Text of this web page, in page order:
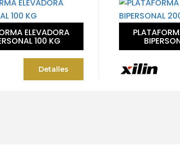
ELEVADORA
100 KG
Detalles